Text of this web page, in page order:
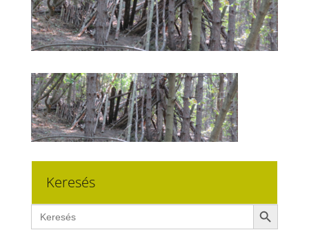
Keresés
Search
for:
Search Button